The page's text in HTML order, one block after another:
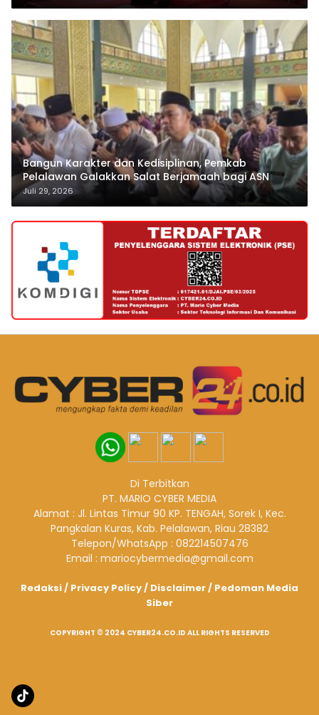
Bangun Karakter dan Kedisiplinan, Pemkab
Pelalawan Galakkan Salat Berjamaah bagi ASN
Juli 29, 2026
Di Terbitkan
PT. MARIO CYBER MEDIA
Alamat : Jl. Lintas Timur 90 KP. TENGAH, Sorek I, Kec.
Pangkalan Kuras, Kab. Pelalawan, Riau 28382
Telepon/WhatsApp : 082214507476
Email : mariocybermedia@gmail.com
Redaksi/ Privacy Policy/ Disclaimer/ Pedoman Media
Siber
COPYRIGHT © 2024 CYBER24.CO.ID ALL RIGHTS RESERVED